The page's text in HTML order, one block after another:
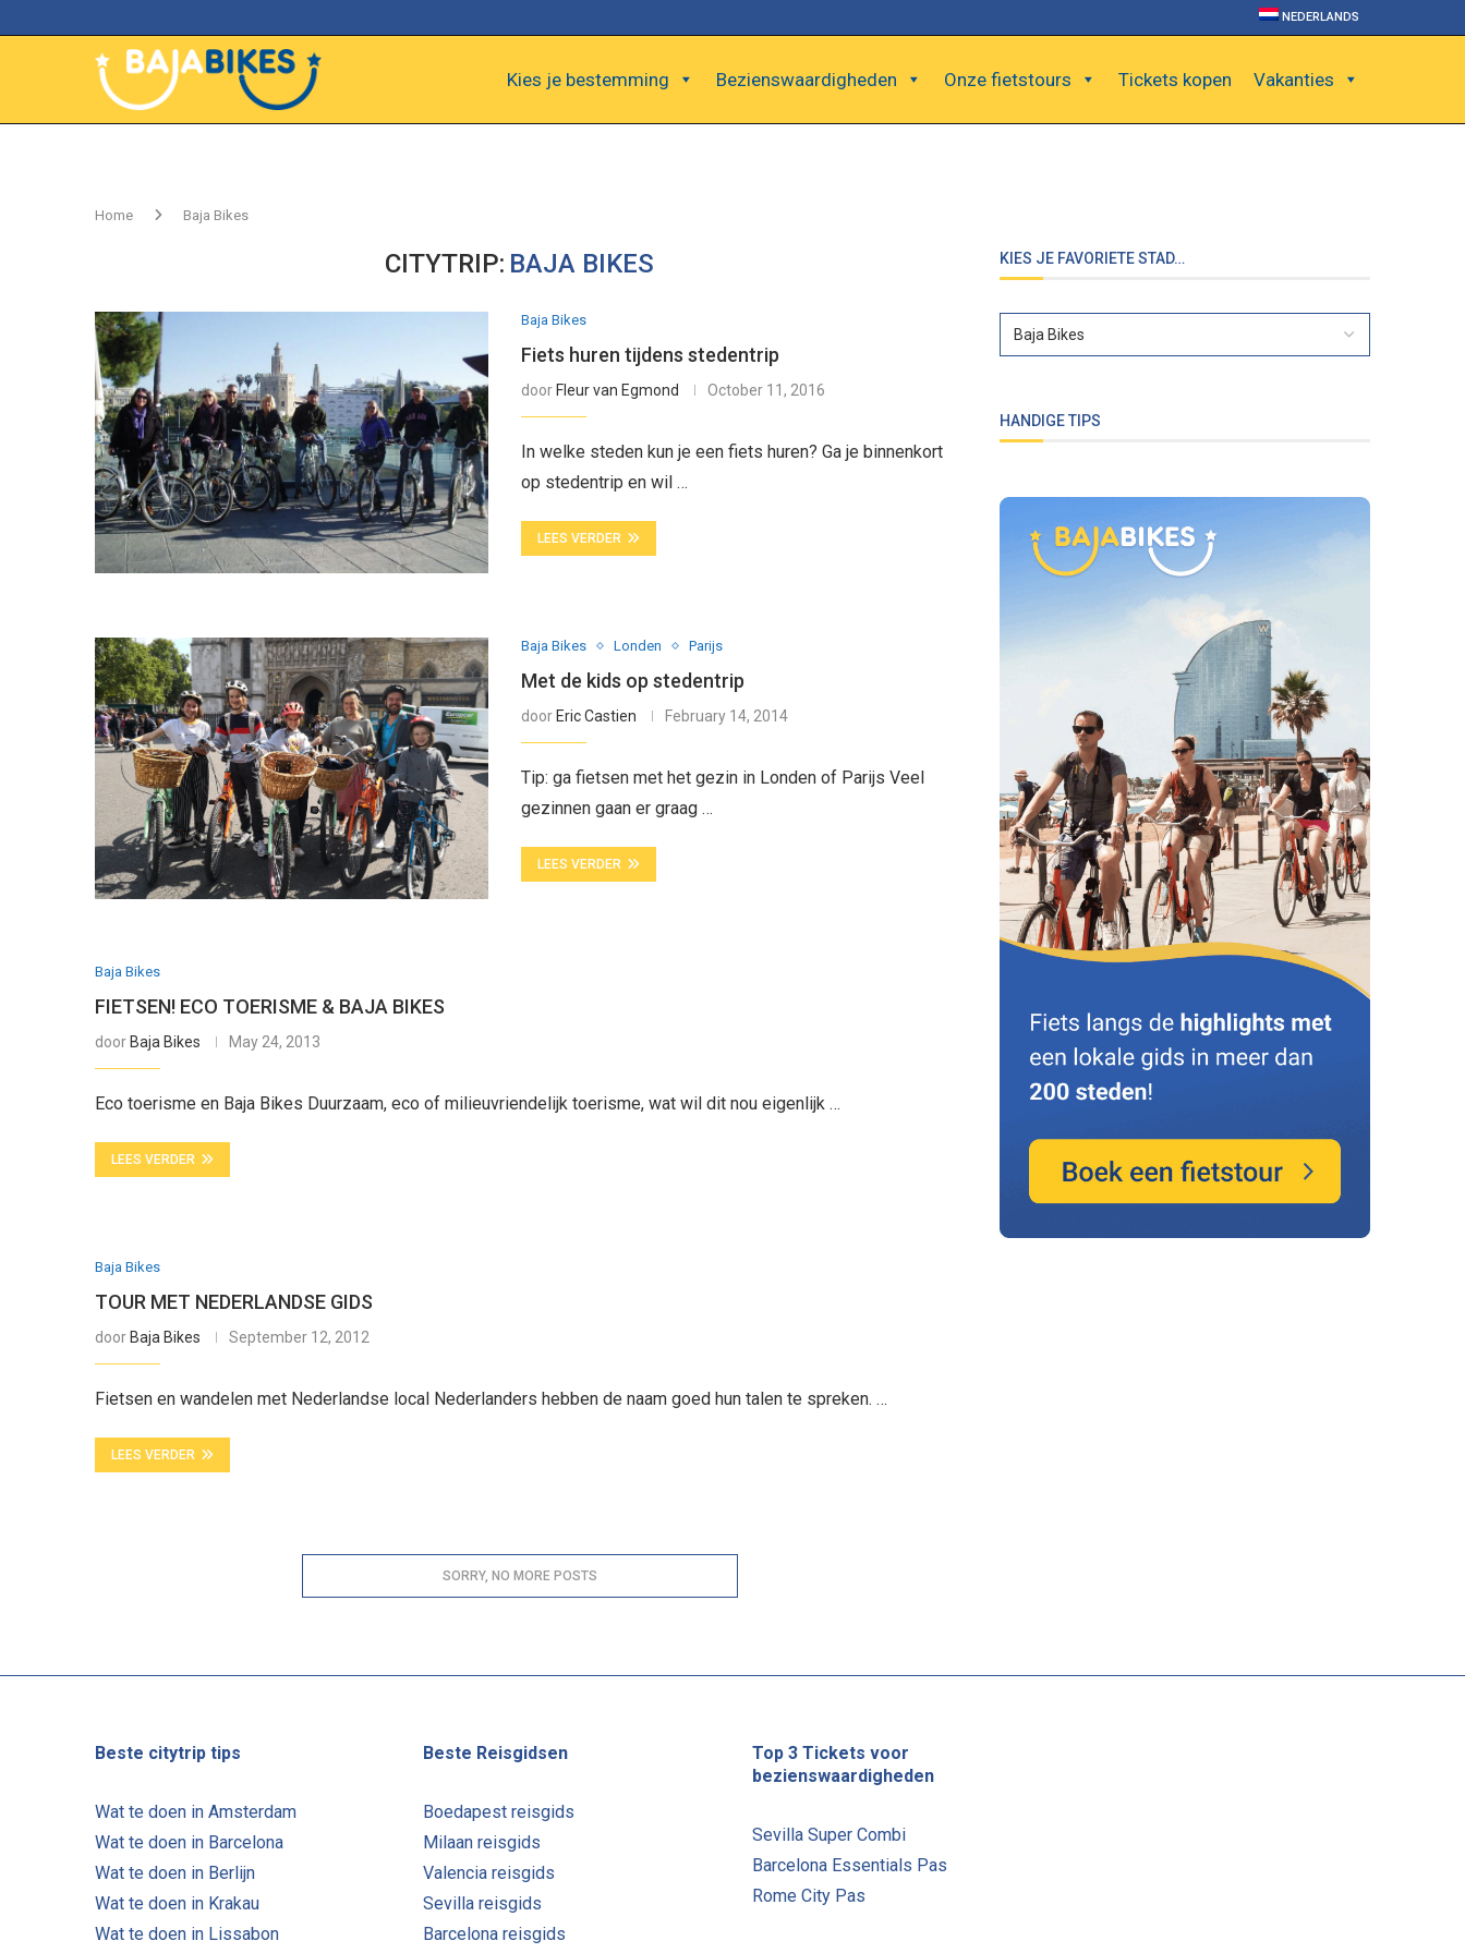
NEDERLANDS
Kies je bestemming Bezienswaardigheden Onze fietstours Tickets kopen Vakanties
Home Baja Bikes
CITYTRIP: BAJA BIKES
Baja Bikes
Fiets huren tijdens stedentrip
door Fleur van Egmond October 11, 2016
In welke steden kun je een fiets huren? Ga je binnenkort
op stedentrip en wil …
LEES VERDER
Baja Bikes Londen Parijs
Met de kids op stedentrip
door Eric Castien February 14, 2014
Tip: ga fietsen met het gezin in Londen of Parijs Veel
gezinnen gaan er graag …
LEES VERDER
Baja Bikes
FIETSEN! ECO TOERISME & BAJA BIKES
door Baja Bikes May 24, 2013
Eco toerisme en Baja Bikes Duurzaam, eco of milieuvriendelijk toerisme, wat wil dit nou eigenlijk …
LEES VERDER
Baja Bikes
TOUR MET NEDERLANDSE GIDS
door Baja Bikes September 12, 2012
Fietsen en wandelen met Nederlandse local Nederlanders hebben de naam goed hun talen te spreken. …
LEES VERDER
SORRY, NO MORE POSTS
KIES JE FAVORIETE STAD…
HANDIGE TIPS
Beste citytrip tips
Wat te doen in Amsterdam
Wat te doen in Barcelona
Wat te doen in Berlijn
Wat te doen in Krakau
Wat te doen in Lissabon
Beste Reisgidsen
Boedapest reisgids
Milaan reisgids
Valencia reisgids
Sevilla reisgids
Barcelona reisgids
Top 3 Tickets voor
bezienswaardigheden
Sevilla Super Combi
Barcelona Essentials Pas
Rome City Pas